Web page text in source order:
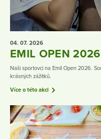
04. 07. 2026
EMIL OPEN 2026
Naši sportovci na Emil Open 2026.
krásných zážitků.
Více o této akci